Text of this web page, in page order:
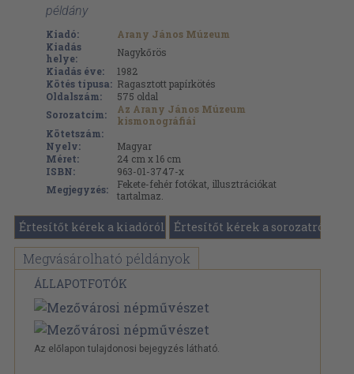
példány
Kiadó:
Arany János Múzeum
Kiadás
helye:
Nagykőrös
Kiadás éve:
1982
Kötés típusa: Ragasztott papírkötés
Oldalszám:
575 oldal
Sorozatcím:
Az Arany János Múzeum
kismonográfiái
Kötetszám:
Nyelv:
Magyar
Méret:
24 cm x 16 cm
ISBN:
963-01-3747-x
Megjegyzés:
Fekete-fehér fotókat, illusztrációkat
tartalmaz.
Értesítőt kérek a kiadóról Értesítőt kérek a sorozatról
Megvásárolható példányok
ÁLLAPOTFOTÓK
Az előlapon tulajdonosi bejegyzés látható.